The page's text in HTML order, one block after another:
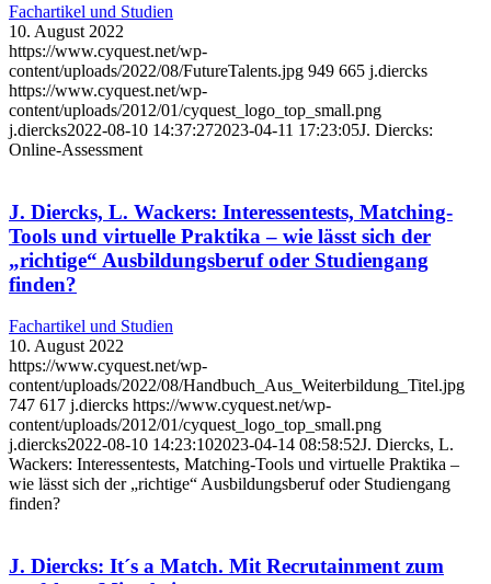
Fachartikel und Studien
10. August 2022
https://www.cyquest.net/wp-
content/uploads/2022/08/FutureTalents.jpg 949 665 j.diercks
https://www.cyquest.net/wp-
content/uploads/2012/01/cyquest_logo_top_small.png
j.diercks2022-08-10 14:37:272023-04-11 17:23:05J. Diercks:
Online-Assessment
J. Diercks, L. Wackers: Interessentests, Matching-
Tools und virtuelle Praktika – wie lässt sich der
„richtige“ Ausbildungsberuf oder Studiengang
finden?
Fachartikel und Studien
10. August 2022
https://www.cyquest.net/wp-
content/uploads/2022/08/Handbuch_Aus_Weiterbildung_Titel.jpg
747 617 j.diercks https://www.cyquest.net/wp-
content/uploads/2012/01/cyquest_logo_top_small.png
j.diercks2022-08-10 14:23:102023-04-14 08:58:52J. Diercks, L.
Wackers: Interessentests, Matching-Tools und virtuelle Praktika –
wie lässt sich der „richtige“ Ausbildungsberuf oder Studiengang
finden?
J. Diercks: It´s a Match. Mit Recrutainment zum